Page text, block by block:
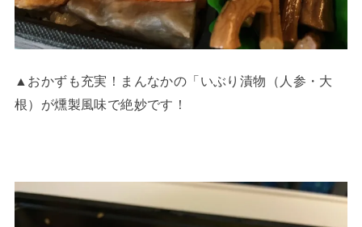
▲おかずも充実！まんなかの「いぶり漬物（人参・大
根）が燻製風味で絶妙です！